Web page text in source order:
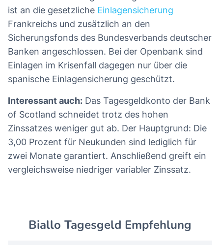
ist an die gesetzliche Einlagensicherung
Frankreichs und zusätzlich an den
Sicherungsfonds des Bundesverbands deutscher
Banken angeschlossen. Bei der Openbank sind
Einlagen im Krisenfall dagegen nur über die
spanische Einlagensicherung geschützt.
Interessant auch: Das Tagesgeldkonto der Bank
of Scotland schneidet trotz des hohen
Zinssatzes weniger gut ab. Der Hauptgrund: Die
3,00 Prozent für Neukunden sind lediglich für
zwei Monate garantiert. Anschließend greift ein
vergleichsweise niedriger variabler Zinssatz.
Biallo Tagesgeld Empfehlung